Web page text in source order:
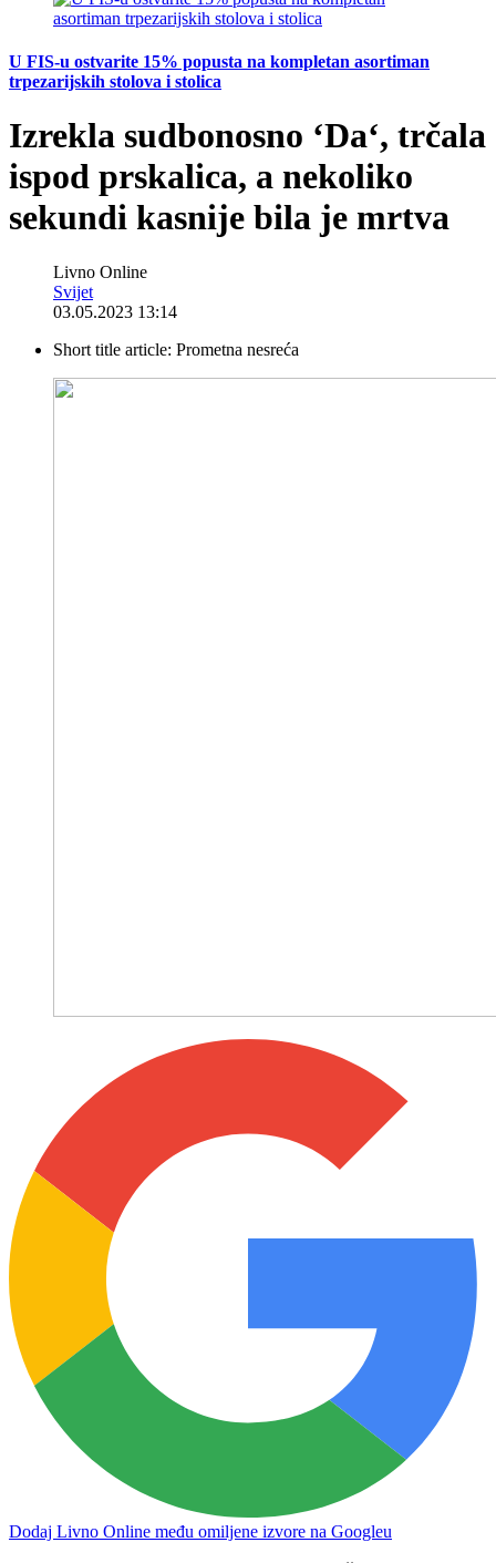
U FIS-u ostvarite 15% popusta na kompletan asortiman
trpezarijskih stolova i stolica
Izrekla sudbonosno ‘Da‘, trčala
ispod prskalica, a nekoliko
sekundi kasnije bila je mrtva
Livno Online
Svijet
03.05.2023 13:14
Short title article: Prometna nesreća
Dodaj Livno Online među omiljene izvore na Googleu